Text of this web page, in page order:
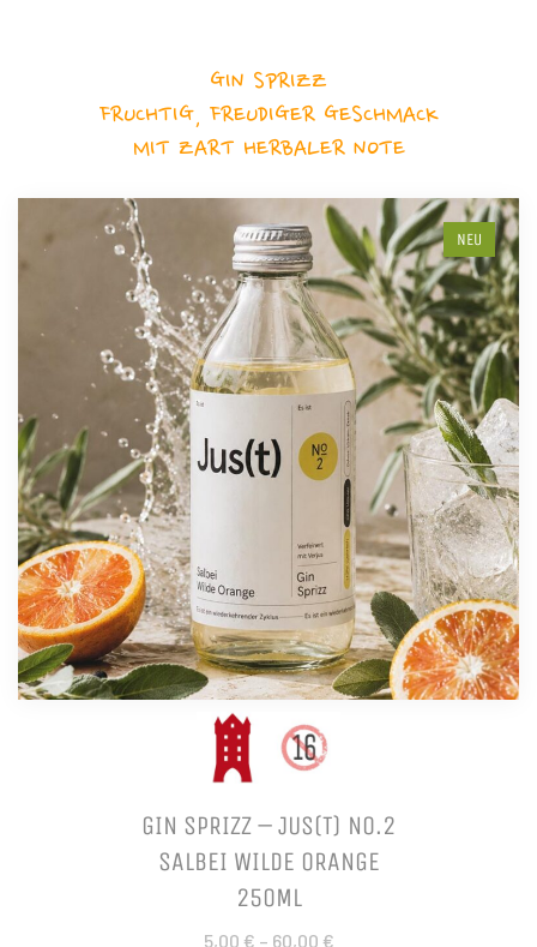
GIN SPRIZZ
FRUCHTIG, FREUDIGER GESCHMACK
MIT ZART HERBALER NOTE
NEU
GIN SPRIZZ – JUS(T) NO.2
SALBEI WILDE ORANGE
250ML
5,00 € – 60,00 €